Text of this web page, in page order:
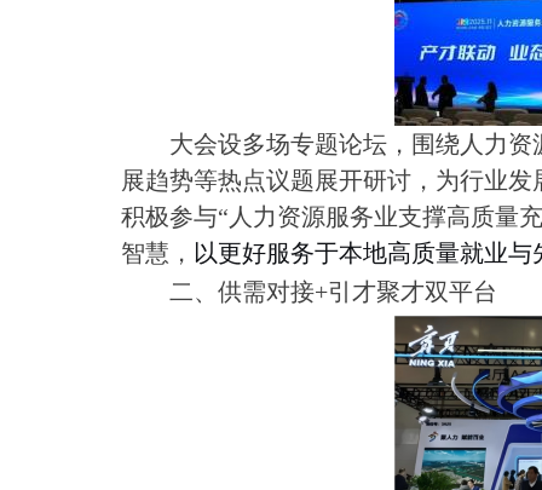
大会设多场专题论坛，围绕人力
展趋势等热点议题展开研讨，为行业
积极参与“人力资源服务业支撑高质量
智慧， 以更好服务于本地高质量就业
二、供需对接+引才聚才双平台